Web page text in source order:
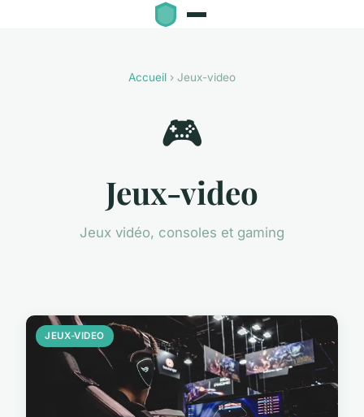
Accueil › Jeux-video
🎮
Jeux-video
Jeux vidéo, consoles et gaming
JEUX-VIDEO